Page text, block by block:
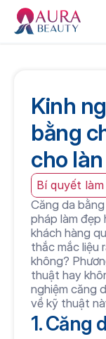
Kinh
bằng
cho
Bí quyết
Căng da
pháp làm đẹp
khách hàng
thắc mắc liệu
không?
thuật hay
nghiệm căng
về kỹ thuật
1. Căng